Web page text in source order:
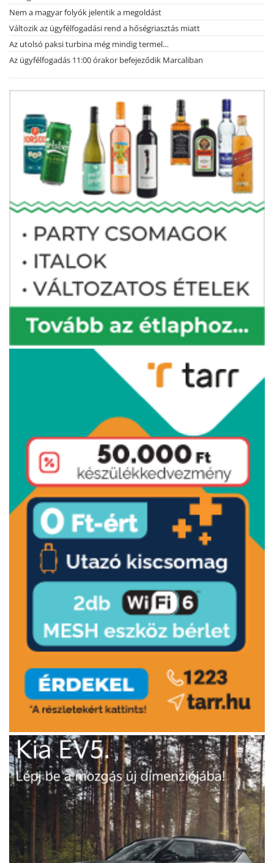
Nem a magyar folyók jelentik a megoldást
Változik az ügyfélfogadási rend a hőségriasztás miatt
Az utolsó paksi turbina még mindig termel…
Az ügyfélfogadás 11:00 órakor befejeződik Marcaliban